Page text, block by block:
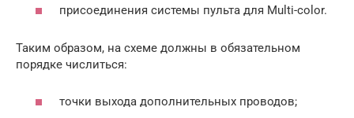
присоединения системы пульта для Multi-color.
Таким образом, на схеме должны в обязательном
порядке числиться:
точки выхода дополнительных проводов;